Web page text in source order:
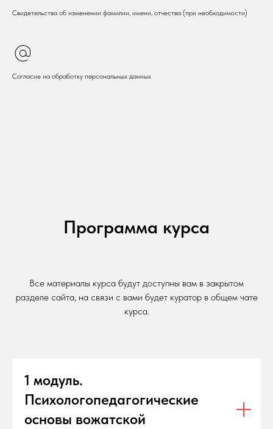
Свидетельства об изменении фамилии, имени, отчества (при необходимости)
Согласие на обработку персональных данных
Программа курса
Все материалы курса будут доступны вам в закрытом
разделе сайта, на связи с вами будет куратор в общем чате
курса.
1 модуль.
Психологопедагогические
основы вожатской